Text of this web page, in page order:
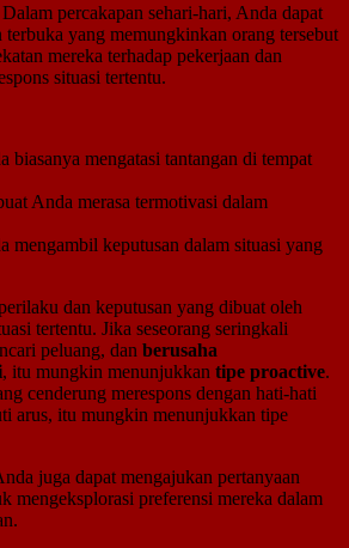
Dalam percakapan sehari-hari, Anda dapat
terbuka yang memungkinkan orang tersebut
mereka terhadap pekerjaan dan
situasi tertentu.
biasanya mengatasi tantangan di tempat
Anda merasa termotivasi dalam
mengambil keputusan dalam situasi yang
dan keputusan yang dibuat oleh
tertentu. Jika seseorang seringkali
peluang, dan berusaha
, itu mungkin menunjukkan tipe proactive.
cenderung merespons dengan hati-hati
arus, itu mungkin menunjukkan tipe
juga dapat mengajukan pertanyaan
mengeksplorasi preferensi mereka dalam